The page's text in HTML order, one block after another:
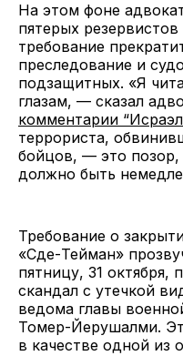
На этом фоне
пятерых
требование
преследование и
подзащитных. «Я
глазам, — сказал
комментарии
террориста,
бойцов, — это позор,
должно быть
Требование о
«Сде-Тейман»
пятницу, 31 октября,
скандал с утечкой
ведома главы
Томер-Йерушалми.
в качестве одной из